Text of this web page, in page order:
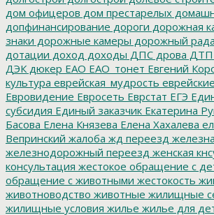
дом офицеров дом престарелых
допфинансирование дороги дорожная
знаки дорожные камеры дорожный
дотации доход доходы ДПС дрова ДТП
ДЭК дюкер ЕАО ЕАО_тонет Евгений
культура еврейская_мудрость
Евровидение Евросеть Еврстат ЕГЭ
субсидия Единый заказчик Екатерина
Басова Елена Князева Елена Хахалева
Вепринский жалоба жд переезд
железнодорожный переезд женская
консультация жестокое обращение с
обращение с животными жестокость
животноводство животные жилищные
жилищные условия жилье жилье для